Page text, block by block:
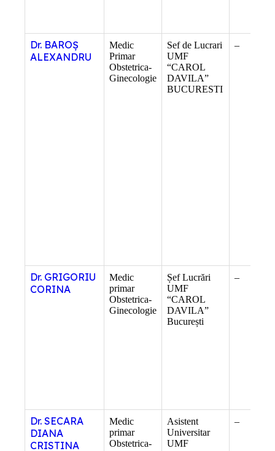
Dr. BAROȘ
ALEXANDRU
Medic
Primar
Obstetrica-
Ginecologie
Sef de Lucrari
UMF
“CAROL
DAVILA”
BUCURESTI
–
Dr. GRIGORIU
CORINA
Medic
primar
Obstetrica-
Ginecologie
Șef Lucrări
UMF
“CAROL
DAVILA”
București
–
Dr. SECARA
DIANA
CRISTINA
Medic
primar
Obstetrica-
Asistent
Universitar
UMF
–